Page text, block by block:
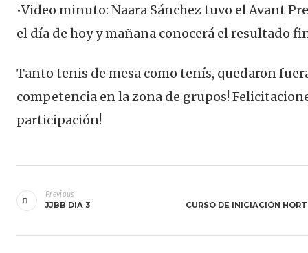
•Video minuto: Naara Sánchez tuvo el Avant
el día de hoy y mañana conocerá el resultado
Tanto tenis de mesa como tenís, quedaron
competencia en la zona de grupos!
participación!
de
entradas
Previous
JJBB DIA 3 CURSO DE INICIACIÓN